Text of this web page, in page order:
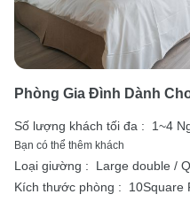
Phòng Gia Đình Dành
Số lượng khách tối đa : 1~4
Bạn có thể thêm khách
Loại giường :
Large double /
Kích thước phòng :
10Square